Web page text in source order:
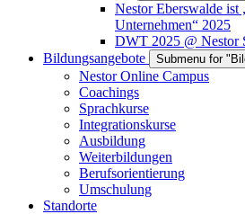
Nestor Eberswalde ist
Unternehmen“ 2025
DWT 2025 @ Nestor
Bildungsangebote
Submenu for
Nestor Online Campus
Coachings
Sprachkurse
Integrationskurse
Ausbildung
Weiterbildungen
Berufsorientierung
Umschulung
Standorte